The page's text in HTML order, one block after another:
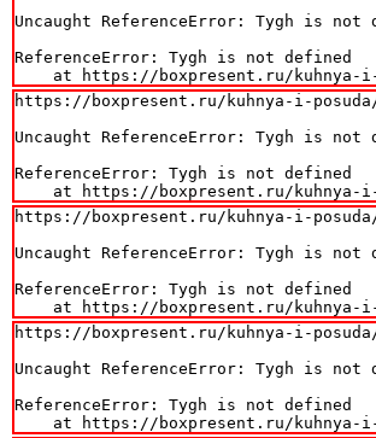
Uncaught ReferenceError: Tygh is not
ReferenceError: Tygh is not defined
at https://boxpresent.ru/kuhnya-
https://boxpresent.ru/kuhnya-i-
Uncaught ReferenceError: Tygh is not
ReferenceError: Tygh is not defined
at https://boxpresent.ru/kuhnya-
https://boxpresent.ru/kuhnya-i-
Uncaught ReferenceError: Tygh is not
ReferenceError: Tygh is not defined
at https://boxpresent.ru/kuhnya-
https://boxpresent.ru/kuhnya-i-
Uncaught ReferenceError: Tygh is not
ReferenceError: Tygh is not defined
at https://boxpresent.ru/kuhnya-